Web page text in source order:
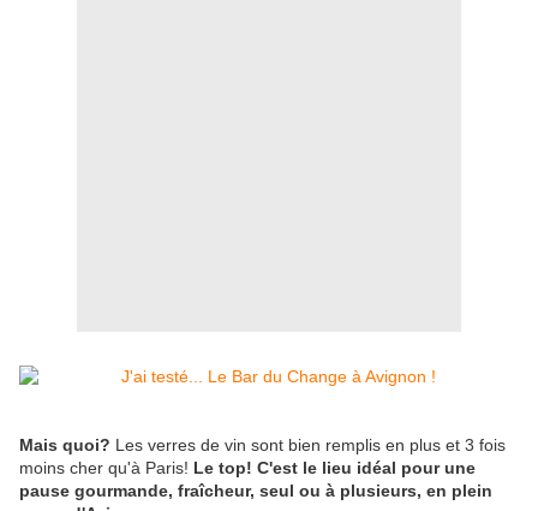
Mais quoi? Les verres de vin sont bien remplis en plus et 3 fois
moins cher qu'à Paris! Le top! C'est le lieu idéal pour une
pause gourmande, fraîcheur, seul ou à plusieurs, en plein